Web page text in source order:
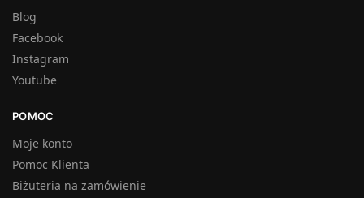
Blog
Facebook
Instagram
Youtube
POMOC
Moje konto
Pomoc Klienta
Biżuteria na zamówienie